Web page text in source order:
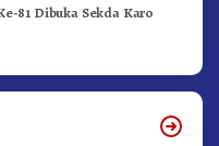
81 Dibuka Sekda Karo